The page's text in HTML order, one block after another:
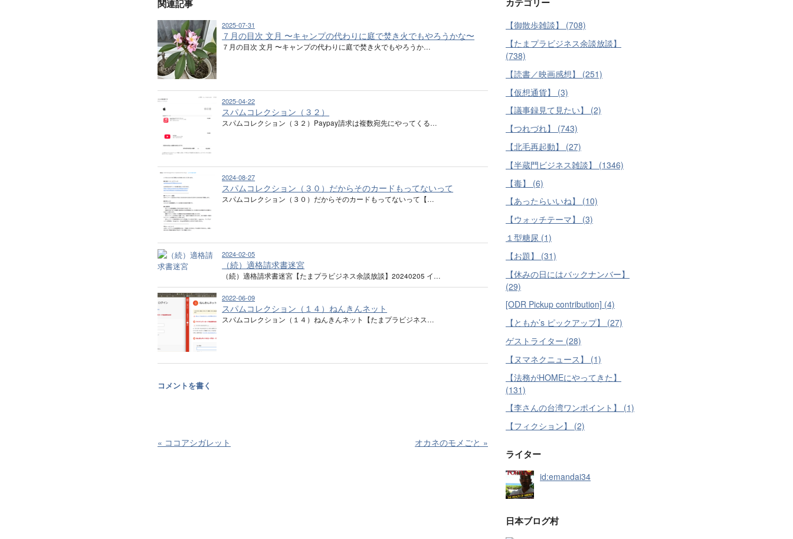
関連記事
2025-07-31
７月の目次 文月 〜キャンプの代わりに庭で焚き火でもやろうかな〜
７月の目次 文月 〜キャンプの代わりに庭で焚き火でもやろうか…
2025-04-22
スパムコレクション（３２）
スパムコレクション（３２）Paypay請求は複数宛先にやってくる…
2024-08-27
スパムコレクション（３０）だからそのカードもってないって
スパムコレクション（３０）だからそのカードもってないって【…
2024-02-05
（続）適格請求書迷宮
（続）適格請求書迷宮【たまプラビジネス余談放談】20240205 イ…
2022-06-09
スパムコレクション（１４）ねんきんネット
スパムコレクション（１４）ねんきんネット【たまプラビジネス…
コメントを書く
« ココアシガレット オカネのモメごと »
【御散歩雑談】 (708)
【たまプラビジネス余談放談】
(738)
【読書／映画感想】 (251)
【仮想通貨】 (3)
【議事録見て見たい】 (2)
【つれづれ】 (743)
【北毛再起動】 (27)
【半蔵門ビジネス雑談】 (1346)
【毒】 (6)
【あったらいいね】 (10)
【ウォッチテーマ】 (3)
１型糖尿 (1)
【お題】 (31)
【休みの日にはバックナンバー】
(29)
[ODR Pickup contribution] (4)
【ともか’s ピックアップ】 (27)
ゲストライター (28)
【ヌマネクニュース】 (1)
【法務がHOMEにやってきた】
(131)
【李さんの台湾ワンポイント】 (1)
【フィクション】 (2)
ライター
id:emandai34
日本ブログ村